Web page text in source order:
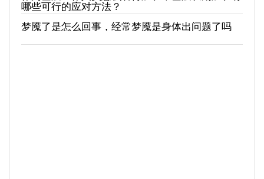
哪些可行的应对方法？
梦魇了是怎么回事，经常梦魇是身体出问题了吗